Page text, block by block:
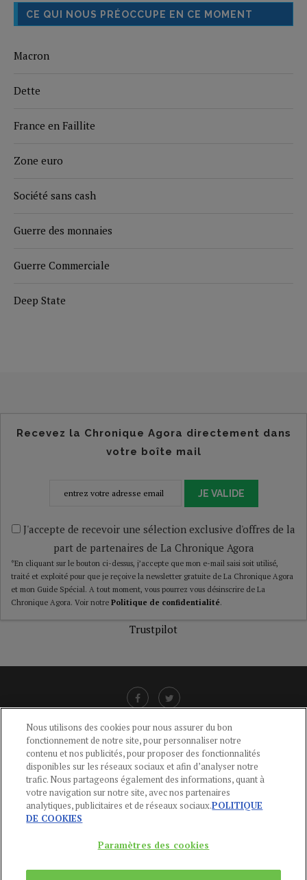
CE QUI NOUS PRÉOCCUPE EN CE MOMENT
Macron
Dette
France en Faillite
Zone euro
Société sans cash
Guerre des monnaies
Guerre Commerciale
Deep State
Recevez la Chronique Agora directement dans
votre boîte mail
JE VALIDE
J'accepte de recevoir une sélection exclusive d'offres de la
part de partenaires de La Chronique Agora
*En cliquant sur le bouton ci-dessus, j’accepte que mon e-mail saisi soit utilisé,
traité et exploité pour que je reçoive la newsletter gratuite de La Chronique Agora
et mon Guide Spécial. A tout moment, vous pourrez vous désinscrire de La
Chronique Agora. Voir notre Politique de confidentialité.
Trustpilot
CGU-POLITIQUE DE CONFIDENTIALITÉ -POLITIQUE DES COOKIES
MENTIONS LÉGALES -AIDE
CONTACT
01 44 59 91 11
Du Lundi au Vendredi, 9h-13h et 14h-17h
Nous utilisons des cookies pour nous assurer du bon
fonctionnement de notre site, pour personnaliser notre
contenu et nos publicités, pour proposer des fonctionnalités
disponibles sur les réseaux sociaux et afin d’analyser notre
trafic. Nous partageons également des informations, quant à
votre navigation sur notre site, avec nos partenaires
analytiques, publicitaires et de réseaux sociaux.POLITIQUE
DE COOKIES
Paramètres des cookies